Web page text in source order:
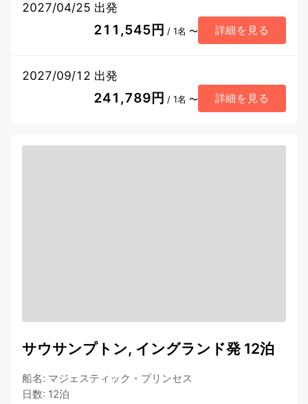
2027/04/25 出発
211,545円 / 1名 〜 詳細を見る
2027/09/12 出発
241,789円 / 1名 〜 詳細を見る
サウサンプトン, イングランド発 12泊
船名: マジェスティック・プリンセス
日数: 12泊